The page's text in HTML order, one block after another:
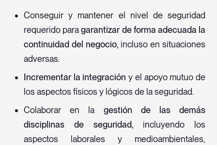
Conseguir y mantener el nivel de seguridad
requerido paragarantizar de forma adecuada la
continuidad del negocio, incluso en situaciones
adversas.
Incrementar la integración y el apoyo mutuo de
los aspectos físicos y lógicos de la seguridad.
Colaborar en la gestión de las demás
disciplinas de seguridad, incluyendo los
aspectos laborales y medioambientales,